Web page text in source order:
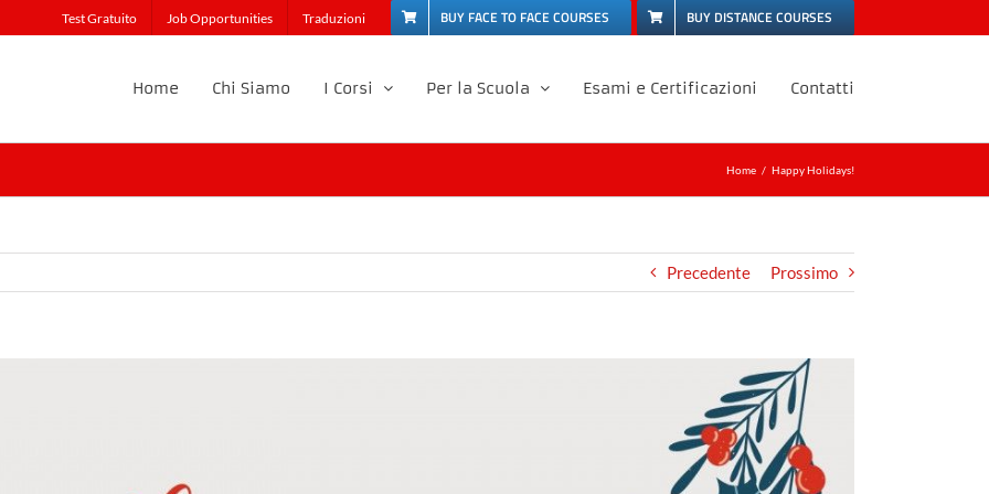
Test Gratuito Job Opportunities Traduzioni BUY FACE TO FACE COURSES BUY DISTANCE COURSES
Home Chi Siamo I Corsi Per la Scuola Esami e Certificazioni Contatti
Home Happy Holidays!
Precedente Prossimo